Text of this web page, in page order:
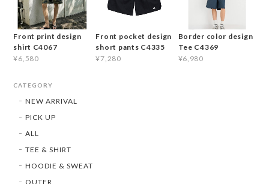
Front print design
shirt C4067
¥6,580
Front pocket design
short pants C4335
¥7,280
Border color design
Tee C4369
¥6,980
CATEGORY
NEW ARRIVAL
PICK UP
ALL
TEE & SHIRT
HOODIE & SWEAT
OUTER